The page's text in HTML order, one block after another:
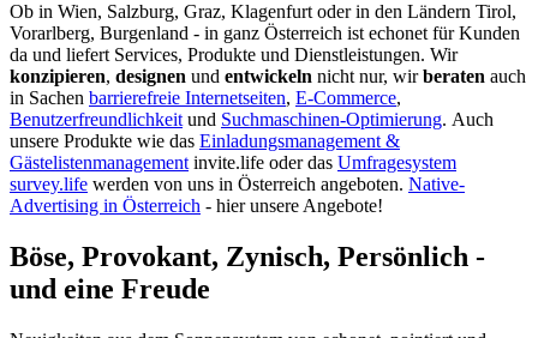
Ob in Wien, Salzburg, Graz, Klagenfurt oder in den Ländern Tirol,
Vorarlberg, Burgenland - in ganz Österreich ist echonet für Kunden
da und liefert Services, Produkte und Dienstleistungen. Wir
konzipieren, designen und entwickeln nicht nur, wirberaten auch
in Sachen barrierefreie Internetseiten, E-Commerce,
Benutzerfreundlichkeit und Suchmaschinen-Optimierung. Auch
unsere Produkte wie das Einladungsmanagement &
Gästelistenmanagement invite.life oder das Umfragesystem
survey.life werden von uns in Österreich angeboten. Native-
Advertising in Österreich - hier unsere Angebote!
Böse, Provokant, Zynisch, Persönlich -
und eine Freude